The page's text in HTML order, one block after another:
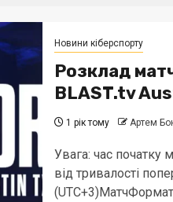
Новини кіберспорту
Розклад
BLAST.tv
1 рік тому Артем
Увага: час початку
від тривалості